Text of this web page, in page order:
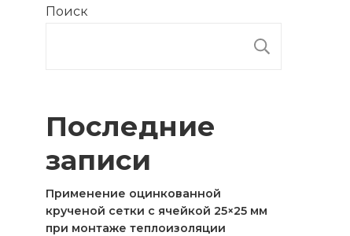
Поиск
Последние
записи
Применение оцинкованной
крученой сетки с ячейкой 25×25 мм
при монтаже теплоизоляции